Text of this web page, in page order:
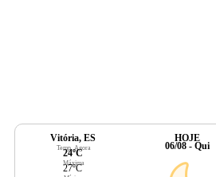
Vitória, ES
Temp. Agora
24ºC
Máxima
27ºC
HOJE
06/08 - Qui